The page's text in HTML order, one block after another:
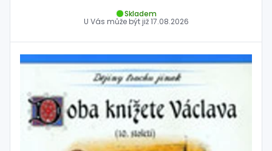
Skladem
U Vás může být již17.08.2026